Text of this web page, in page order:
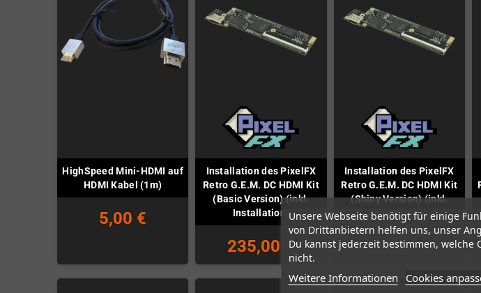
Unsere Webseite benötigt für einige
von Drittanbietern helfen uns, unser
Du kannst jederzeit bestimmen, welche
nicht.
Weitere Informationen Cookies
HighSpeed Mini-HDMI auf
HDMI Kabel (1m)
5,00 €
Installation des PixelFX
Retro G.E.M. DC HDMI Kit
(Basic Version) (inkl.
Installation)
235,00 €
Installation des PixelFX
Retro G.E.M. DC HDMI Kit
(Shiny Version) (inkl.
Installation)
315,00 €